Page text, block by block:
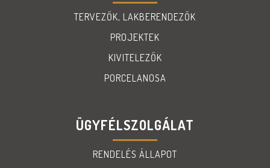
TERVEZŐK, LAKBERENDEZŐK
PROJEKTEK
KIVITELEZŐK
PORCELANOSA
ÜGYFÉLSZOLGÁLAT
RENDELÉS ÁLLAPOT